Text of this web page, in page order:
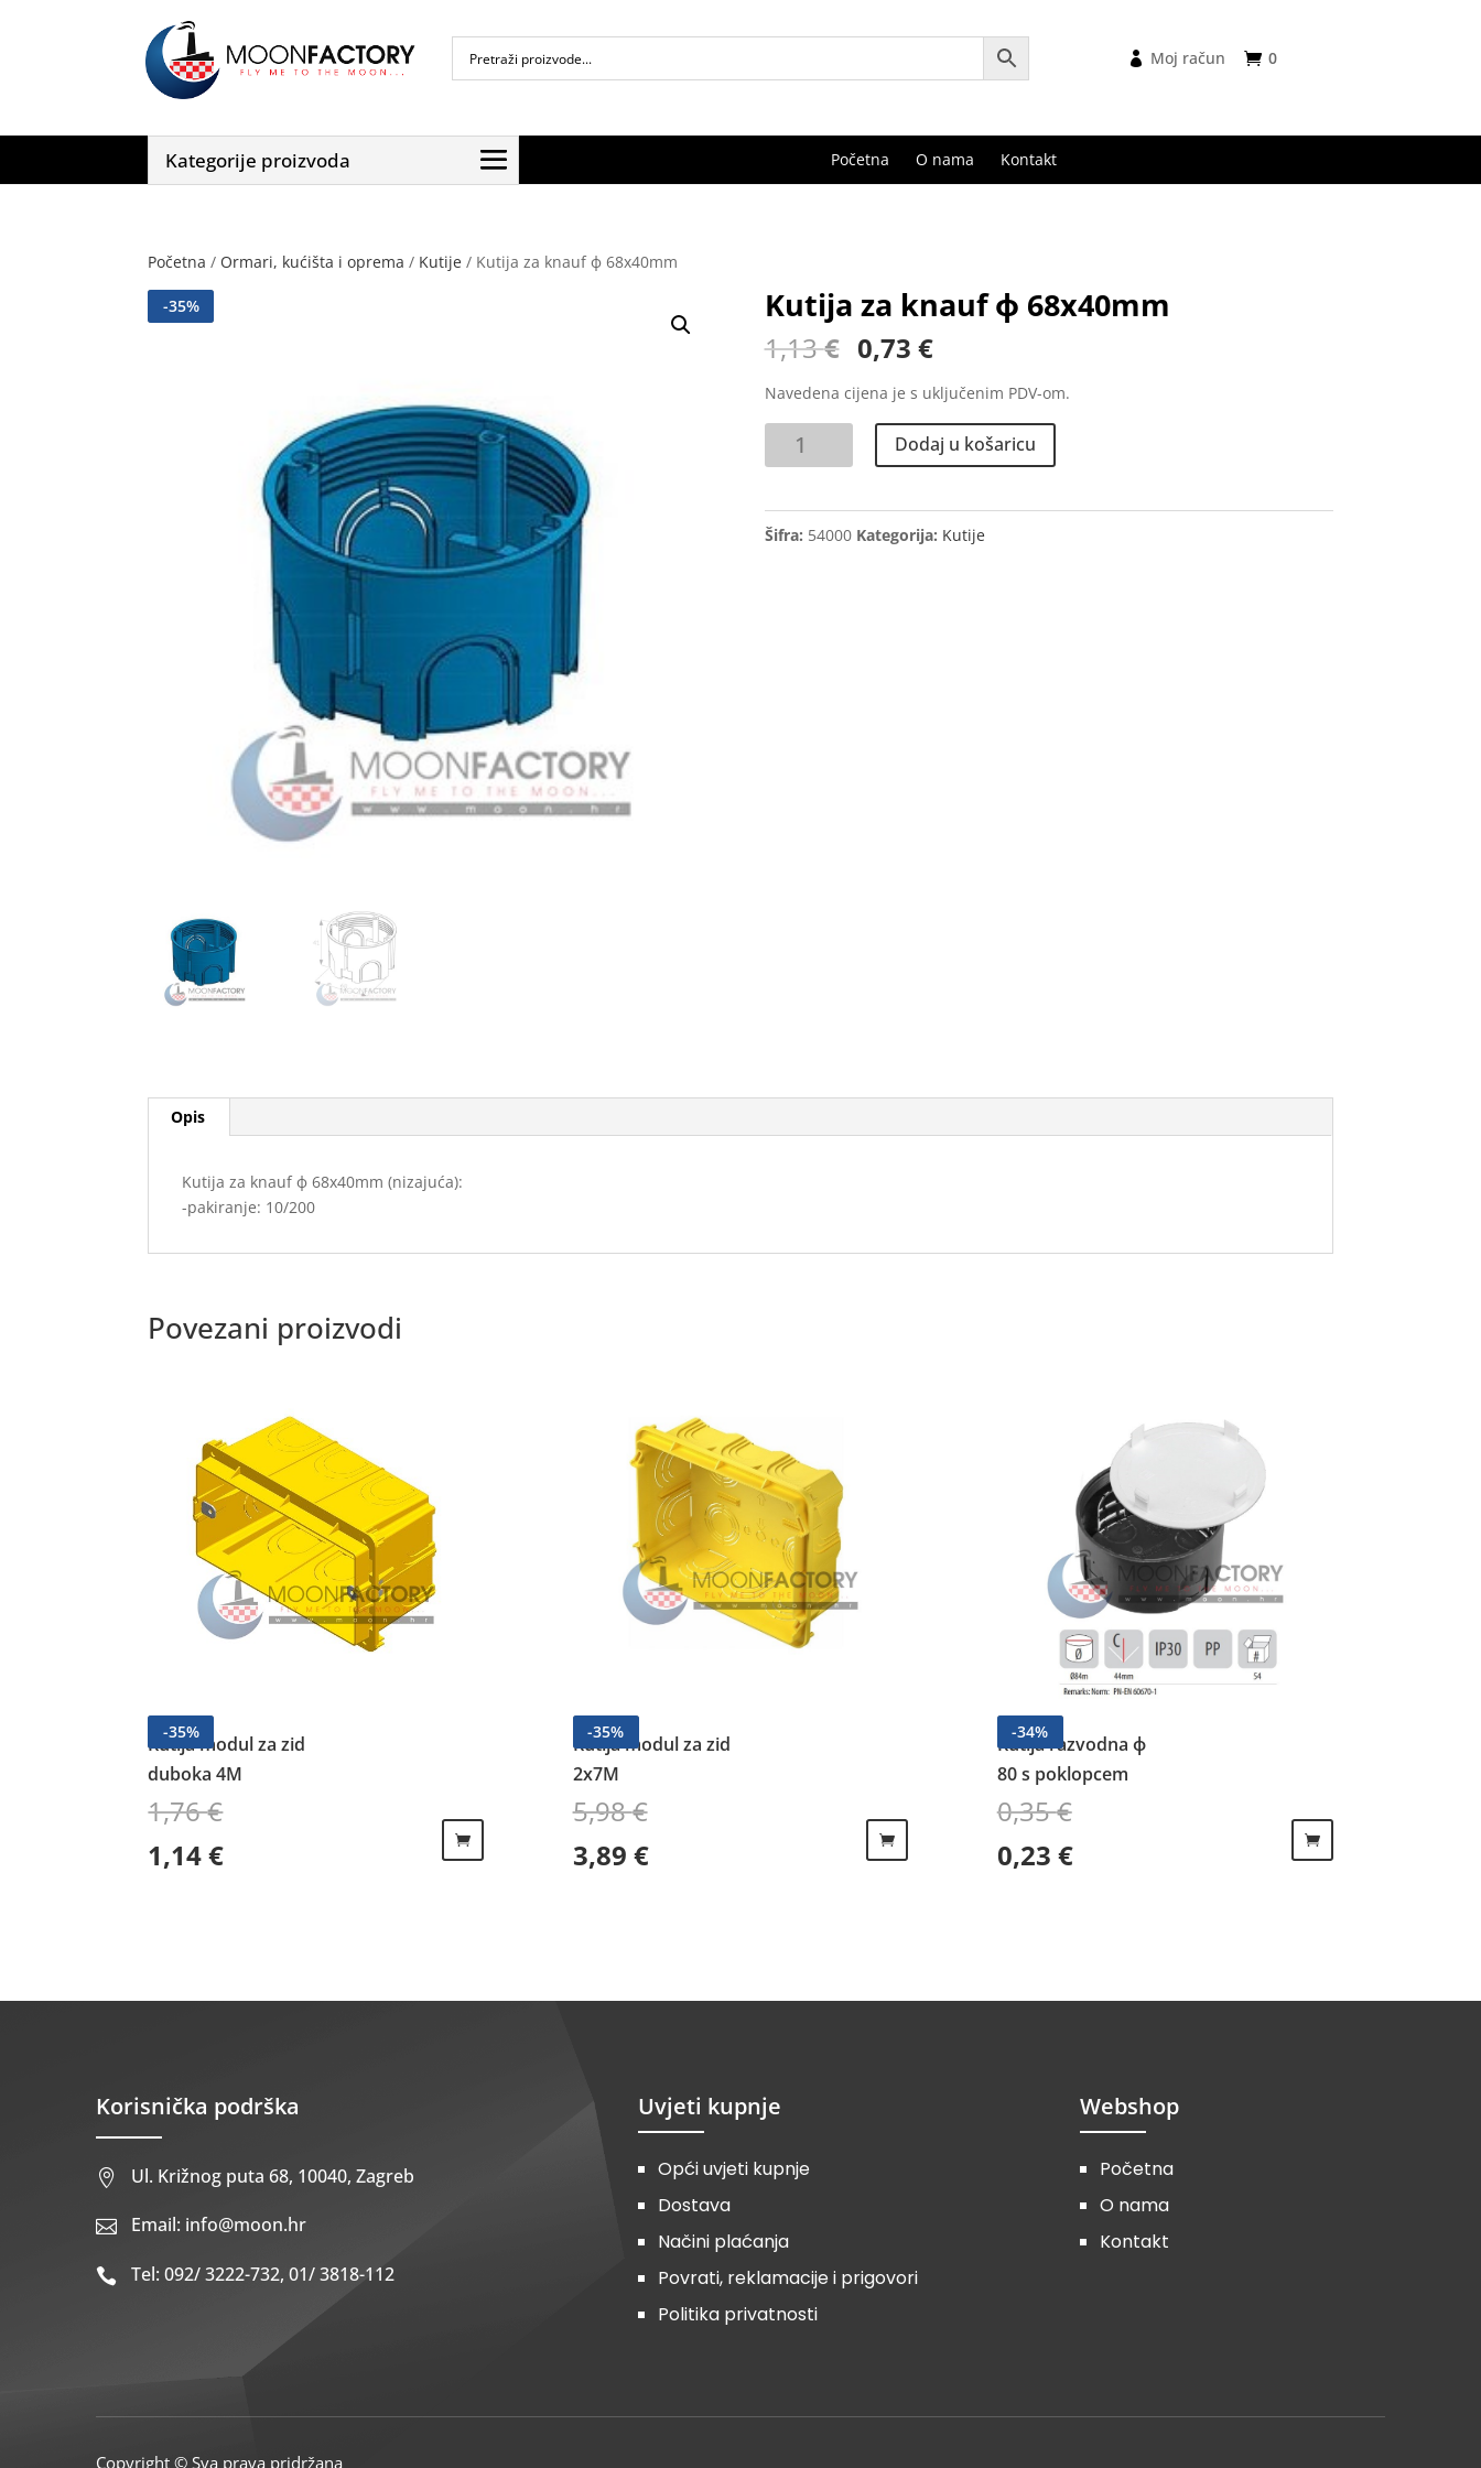
0
Moj račun
Kategorije proizvoda Početna O nama Kontakt
Početna / Ormari, kućišta i oprema / Kutije / Kutija za knauf ф 68x40mm
-35% Kutija za knauf ф 68x40mm
1,13€ Izvorna
cijena
bila
je:
1,13 €.
0,73 €Trenutna
je:
0,73 €.
Navedena cijena je s uključenim PDV-om.
Kutija
ф
68x40mm
Dodaj u košaricu
Šifra: 54000 Kategorija: Kutije
Opis
Kutija za knauf ф 68x40mm (nizajuća):
-pakiranje: 10/200
Povezani proizvodi
-35%
Kutija modul za zid
duboka 4M
1,76€
Izvorna cijena bila je: 1,76 €.
1,14€Trenutna cijena je: 1,14 €.
-35%
Kutija modul za zid
2x7M
5,98€
Izvorna cijena bila je: 5,98 €.
3,89 €Trenutna cijena je: 3,89 €.
-34%
Kutija razvodna ф
80 s poklopcem
0,35€
Izvorna cijena bila je: 0,35 €.
0,23 €Trenutna cijena je: 0,23 €.
Korisnička podrška
 Ul. Križnog puta 68, 10040, Zagreb
 Email: info@moon.hr
 Tel: 092/ 3222-732, 01/ 3818-112
Uvjeti kupnje
Opći uvjeti kupnje
Dostava
Načini plaćanja
Povrati, reklamacije i prigovori
Politika privatnosti
Webshop
Početna
O nama
Kontakt
Copyright © Sva prava pridržana